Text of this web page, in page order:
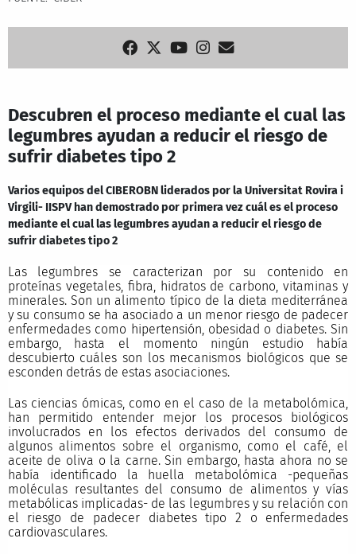
Descubren el proceso mediante el cual las
legumbres ayudan a reducir el riesgo de
sufrir diabetes tipo 2
Varios equipos del CIBEROBN liderados por la Universitat Rovira i
Virgili- IISPV han demostrado por primera vez cuál es el proceso
mediante el cual las legumbres ayudan a reducir el riesgo de
sufrir diabetes tipo 2
Las legumbres se caracterizan por su contenido en
proteínas vegetales, fibra, hidratos de carbono, vitaminas y
minerales. Son un alimento típico de la dieta mediterránea
y su consumo se ha asociado a un menor riesgo de padecer
enfermedades como hipertensión, obesidad o diabetes. Sin
embargo, hasta el momento ningún estudio había
descubierto cuáles son los mecanismos biológicos que se
esconden detrás de estas asociaciones.
Las ciencias ómicas, como en el caso de la metabolómica,
han permitido entender mejor los procesos biológicos
involucrados en los efectos derivados del consumo de
algunos alimentos sobre el organismo, como el café, el
aceite de oliva o la carne. Sin embargo, hasta ahora no se
había identificado la huella metabolómica -pequeñas
moléculas resultantes del consumo de alimentos y vías
metabólicas implicadas- de las legumbres y su relación con
el riesgo de padecer diabetes tipo 2 o enfermedades
cardiovasculares.